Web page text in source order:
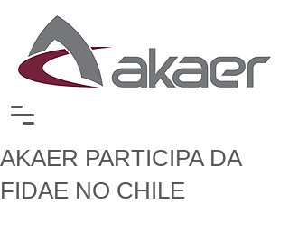
AKAER PARTICIPA DA
FIDAE NO CHILE